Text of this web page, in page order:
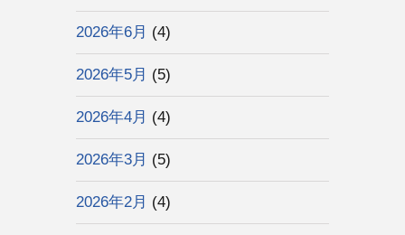
2026年6月 (4)
2026年5月 (5)
2026年4月 (4)
2026年3月 (5)
2026年2月 (4)